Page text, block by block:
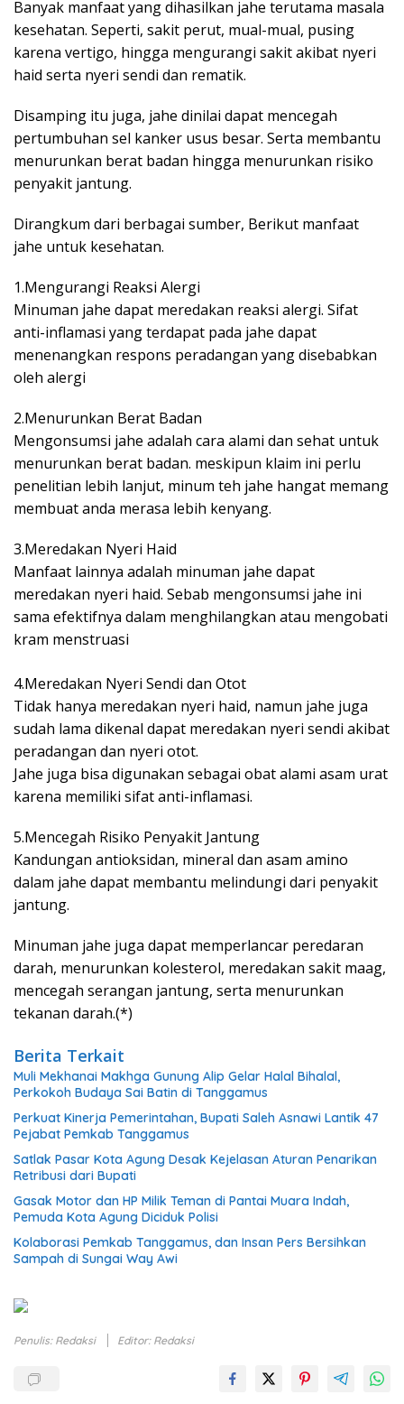
Banyak manfaat yang dihasilkan jahe terutama masala
kesehatan. Seperti, sakit perut, mual-mual, pusing
karena vertigo, hingga mengurangi sakit akibat nyeri
haid serta nyeri sendi dan rematik.
Disamping itu juga, jahe dinilai dapat mencegah
pertumbuhan sel kanker usus besar. Serta membantu
menurunkan berat badan hingga menurunkan risiko
penyakit jantung.
Dirangkum dari berbagai sumber, Berikut manfaat
jahe untuk kesehatan.
1.Mengurangi Reaksi Alergi
Minuman jahe dapat meredakan reaksi alergi. Sifat
anti-inflamasi yang terdapat pada jahe dapat
menenangkan respons peradangan yang disebabkan
oleh alergi
2.Menurunkan Berat Badan
Mengonsumsi jahe adalah cara alami dan sehat untuk
menurunkan berat badan. meskipun klaim ini perlu
penelitian lebih lanjut, minum teh jahe hangat memang
membuat anda merasa lebih kenyang.
3.Meredakan Nyeri Haid
Manfaat lainnya adalah minuman jahe dapat
meredakan nyeri haid. Sebab mengonsumsi jahe ini
sama efektifnya dalam menghilangkan atau mengobati
kram menstruasi
4.Meredakan Nyeri Sendi dan Otot
Tidak hanya meredakan nyeri haid, namun jahe juga
sudah lama dikenal dapat meredakan nyeri sendi akibat
peradangan dan nyeri otot.
Jahe juga bisa digunakan sebagai obat alami asam urat
karena memiliki sifat anti-inflamasi.
5.Mencegah Risiko Penyakit Jantung
Kandungan antioksidan, mineral dan asam amino
dalam jahe dapat membantu melindungi dari penyakit
jantung.
Minuman jahe juga dapat memperlancar peredaran
darah, menurunkan kolesterol, meredakan sakit maag,
mencegah serangan jantung, serta menurunkan
tekanan darah.(*)
Berita Terkait
Muli Mekhanai Makhga Gunung Alip Gelar Halal Bihalal,
Perkokoh Budaya Sai Batin di Tanggamus
Perkuat Kinerja Pemerintahan, Bupati Saleh Asnawi Lantik 47
Pejabat Pemkab Tanggamus
Satlak Pasar Kota Agung Desak Kejelasan Aturan Penarikan
Retribusi dari Bupati
Gasak Motor dan HP Milik Teman di Pantai Muara Indah,
Pemuda Kota Agung Diciduk Polisi
Kolaborasi Pemkab Tanggamus, dan Insan Pers Bersihkan
Sampah di Sungai Way Awi
Penulis: Redaksi Editor: Redaksi